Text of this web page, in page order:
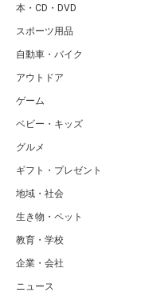
本・CD・DVD
スポーツ用品
自動車・バイク
アウトドア
ゲーム
ベビー・キッズ
グルメ
ギフト・プレゼント
地域・社会
生き物・ペット
教育・学校
企業・会社
ニュース